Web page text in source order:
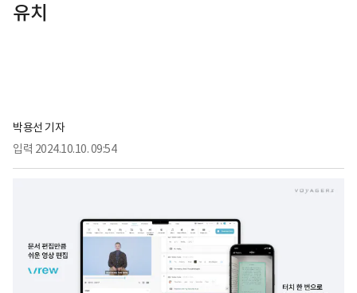
유치
박용선 기자
입력 2024.10.10. 09:54